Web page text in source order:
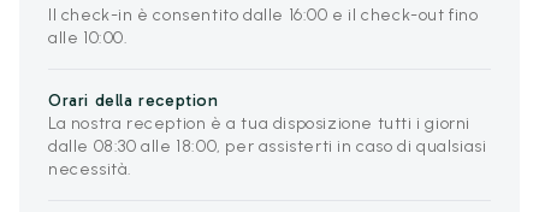
Il check-in è consentito dalle 16:00 e il check-out fino
alle 10:00.
Orari della reception
La nostra reception è a tua disposizione tutti i giorni
dalle 08:30 alle 18:00, per assisterti in caso di qualsiasi
necessità.